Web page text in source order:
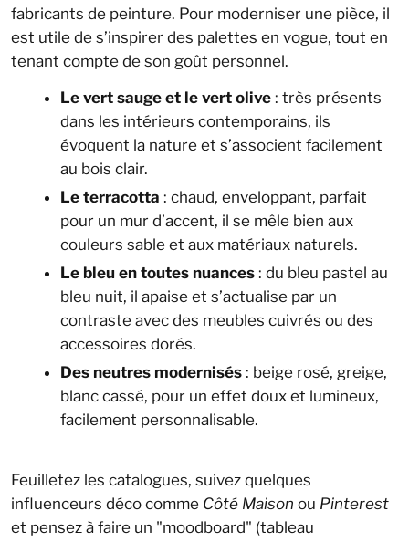
fabricants de peinture. Pour moderniser une pièce, il
est utile de s’inspirer des palettes en vogue, tout en
tenant compte de son goût personnel.
Le vert sauge et le vert olive : très présents
dans les intérieurs contemporains, ils
évoquent la nature et s’associent facilement
au bois clair.
Le terracotta : chaud, enveloppant, parfait
pour un mur d’accent, il se mêle bien aux
couleurs sable et aux matériaux naturels.
Le bleu en toutes nuances : du bleu pastel au
bleu nuit, il apaise et s’actualise par un
contraste avec des meubles cuivrés ou des
accessoires dorés.
Des neutres modernisés : beige rosé, greige,
blanc cassé, pour un effet doux et lumineux,
facilement personnalisable.
Feuilletez les catalogues, suivez quelques
influenceurs déco comme Côté Maison ou Pinterest
et pensez à faire un "moodboard" (tableau